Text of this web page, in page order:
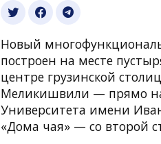
Новый
построен на месте
центре грузинской
Меликишвили — прямо
Университета имени
«Дома чая» — со второй